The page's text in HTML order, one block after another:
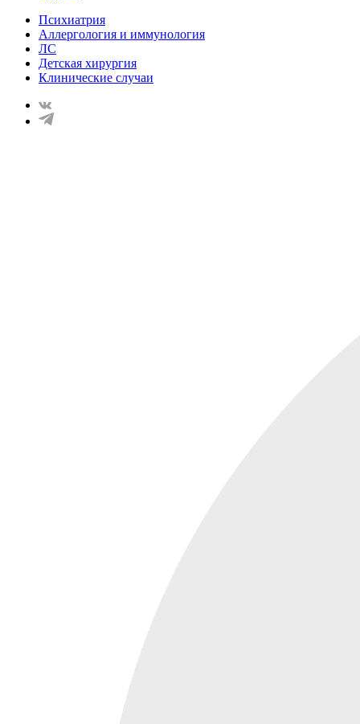
Психиатрия
Аллергология и иммунология
ЛС
Детская хирургия
Клинические случаи